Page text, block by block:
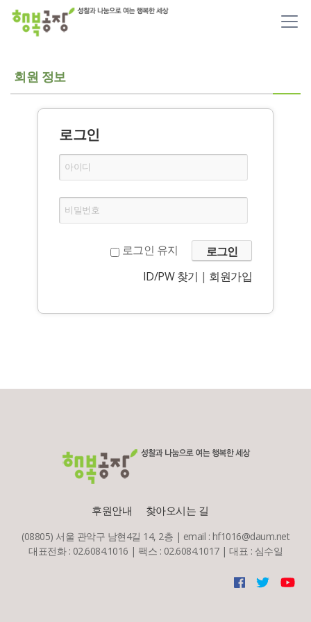
메뉴 건너뛰기
회원 정보
로그인
아이디
비밀번호
로그인 유지
ID/PW 찾기 | 회원가입
후원안내 찾아오시는 길
(08805) 서울 관악구 남현4길 14, 2층 | email : hf1016@daum.net
대표전화 : 02.6084.1016 | 팩스 : 02.6084.1017 | 대표 : 심수일